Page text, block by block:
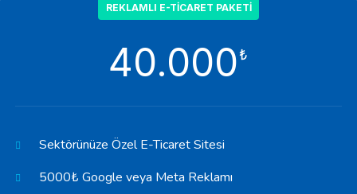
REKLAMLI E-TICARET PAKETI
40.000₺
Sektörünüze Özel E-Ticaret Sitesi
5000₺ Google veya Meta Reklamı